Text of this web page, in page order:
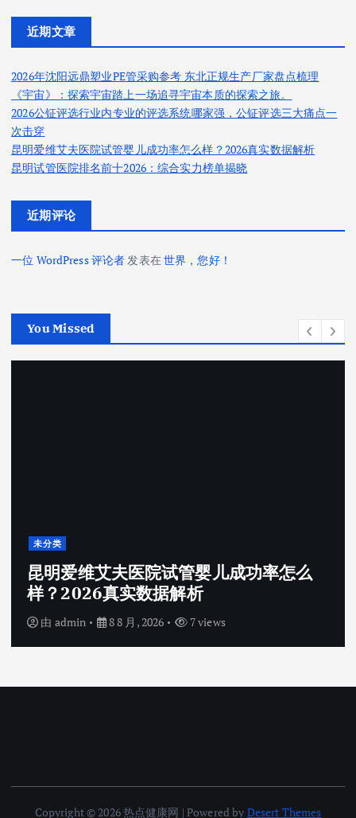
近期文章
2026年沈阳远鼎塑业PE管采购参考 东北正规生产厂家盘点梳理
《宇宙》：探索宇宙踏上一场追寻宇宙本质的探索之旅。
2026公钲评选行业内专业的评选系统哪家强，公钲评选三大痛点一
次击穿
昆明爱维艾夫医院试管婴儿成功率怎么样？2026真实数据解析
昆明试管医院排名前十2026：综合实力榜单揭晓
近期评论
一位 WordPress 评论者 发表在世界，您好！
You Missed
未分类
昆明爱维艾夫医院试管婴儿成功率怎么
样？2026真实数据解析
由 admin 8 8 月, 2026 7 views
Copyright © 2026 热点健康网 | Powered by Desert Themes